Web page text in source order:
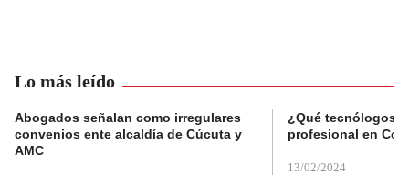
Lo más leído
Abogados señalan como irregulares
convenios ente alcaldía de Cúcuta y
AMC
¿Qué tecnólogos
profesional en
13/02/2024